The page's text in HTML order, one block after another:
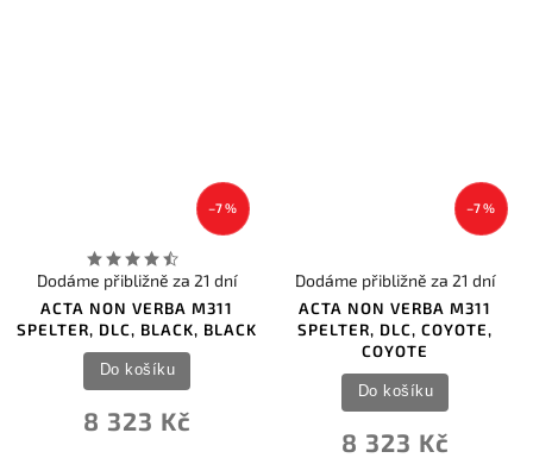
–7 %
ACTA NON VERBA M311
SPELTER, DLC, BLACK, BLACK
Dodáme přibližně za 21 dní
8 323 Kč
Do košíku
–7 %
ACTA NON VERBA M311
SPELTER, DLC, COYOTE,
COYOTE
Dodáme přibližně za 21 dní
8 323 Kč
Do košíku